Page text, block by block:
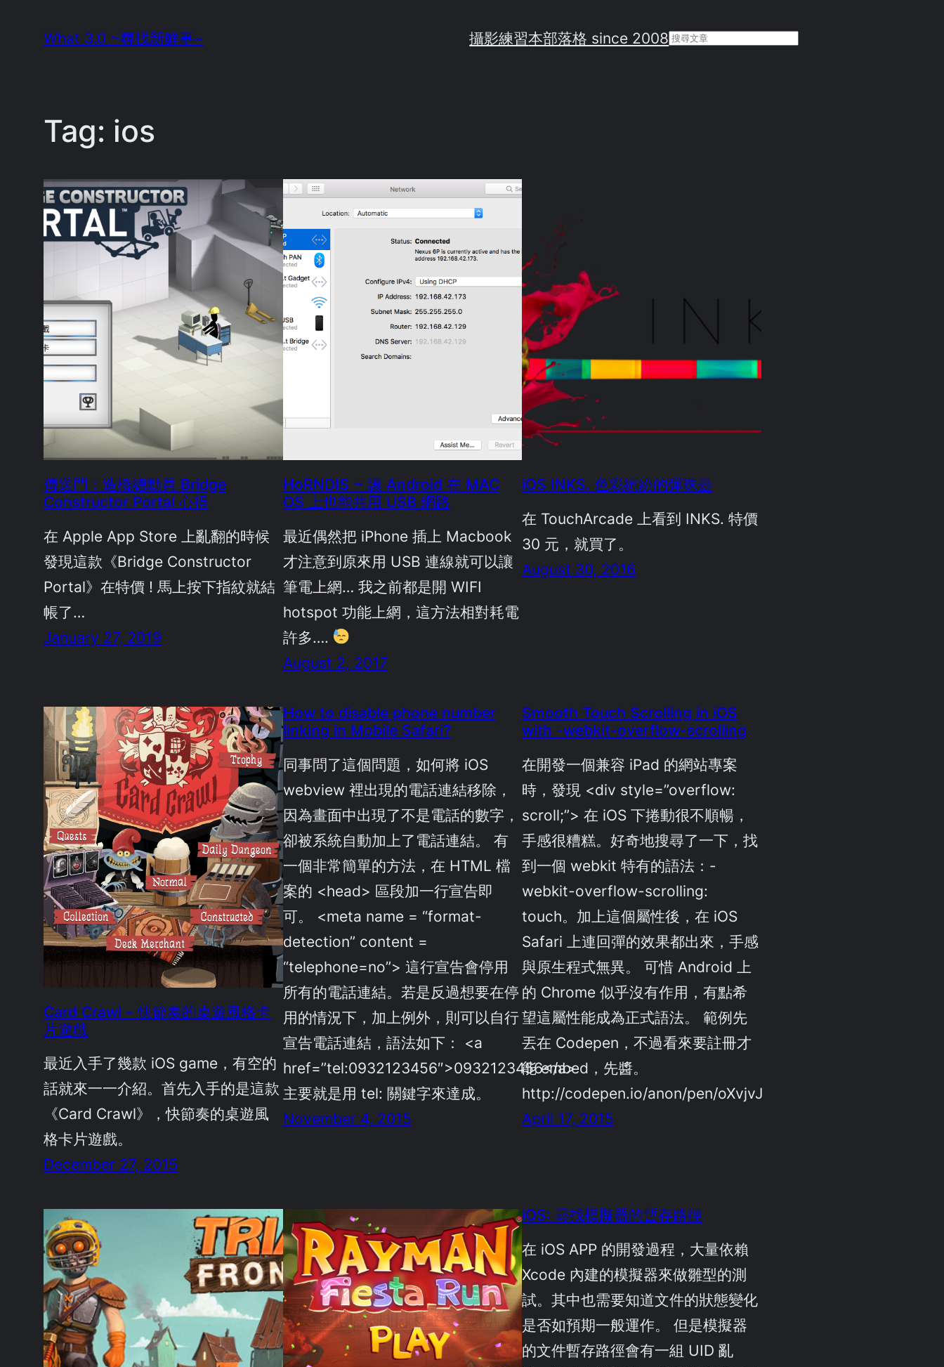
What 3.0 ~尋找新鮮事~ 攝影練習本部落格 since 2008Search
Tag: ios
傳送門：造橋總動員 Bridge
Constructor Portal 心得
在 Apple App Store 上亂翻的時候
發現這款《Bridge Constructor
Portal》在特價 ! 馬上按下指紋就結
帳了…
January 27, 2019
HoRNDIS ~ 讓 Android 在 MAC
OS 上也能共用 USB 網路
最近偶然把 iPhone 插上 Macbook
才注意到原來用 USB 連線就可以讓
筆電上網… 我之前都是開 WIFI
hotspot 功能上網，這方法相對耗電
許多….
August 2, 2017
iOS INKS. 色彩繽紛的彈珠臺
在 TouchArcade 上看到 INKS. 特價
30 元，就買了。
August 30, 2016
Card Crawl – 快節奏的桌遊風格卡
片遊戲
最近入手了幾款 iOS game，有空的
話就來一一介紹。首先入手的是這款
《Card Crawl》，快節奏的桌遊風
格卡片遊戲。
December 27, 2015
How to disable phone number
linking in Mobile Safari?
同事問了這個問題，如何將 iOS
webview 裡出現的電話連結移除，
因為畫面中出現了不是電話的數字，
卻被系統自動加上了電話連結。 有
一個非常簡單的方法，在 HTML 檔
案的 <head> 區段加一行宣告即
可。 <meta name = “format-
detection” content =
“telephone=no”> 這行宣告會停用
所有的電話連結。若是反過想要在停
用的情況下，加上例外，則可以自行
宣告電話連結，語法如下： <a
href=”tel:0932123456″>0932123456</a>
主要就是用 tel: 關鍵字來達成。
November 4, 2015
Smooth Touch Scrolling in iOS
with -webkit-overflow-scrolling
在開發一個兼容 iPad 的網站專案
時，發現 <div style=”overflow:
scroll;”> 在 iOS 下捲動很不順暢，
手感很糟糕。好奇地搜尋了一下，找
到一個 webkit 特有的語法：-
webkit-overflow-scrolling:
touch。加上這個屬性後，在 iOS
Safari 上連回彈的效果都出來，手感
與原生程式無異。 可惜 Android 上
的 Chrome 似乎沒有作用，有點希
望這屬性能成為正式語法。 範例先
丟在 Codepen，不過看來要註冊才
能 embed，先醬。
http://codepen.io/anon/pen/oXvjvJ
April 17, 2015
iOS: 尋找模擬器的暫存路徑
在 iOS APP 的開發過程，大量依賴
Xcode 內建的模擬器來做雛型的測
試。其中也需要知道文件的狀態變化
是否如預期一般運作。 但是模擬器
的文件暫存路徑會有一組 UID 亂